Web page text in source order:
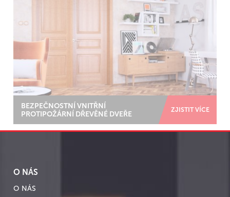
BEZPEČNOSTNÍ VNITŘNÍ
PROTIPOŽÁRNÍ DŘEVĚNÉ DVEŘE
ZJISTIT VÍCE
O NÁS
O NÁS